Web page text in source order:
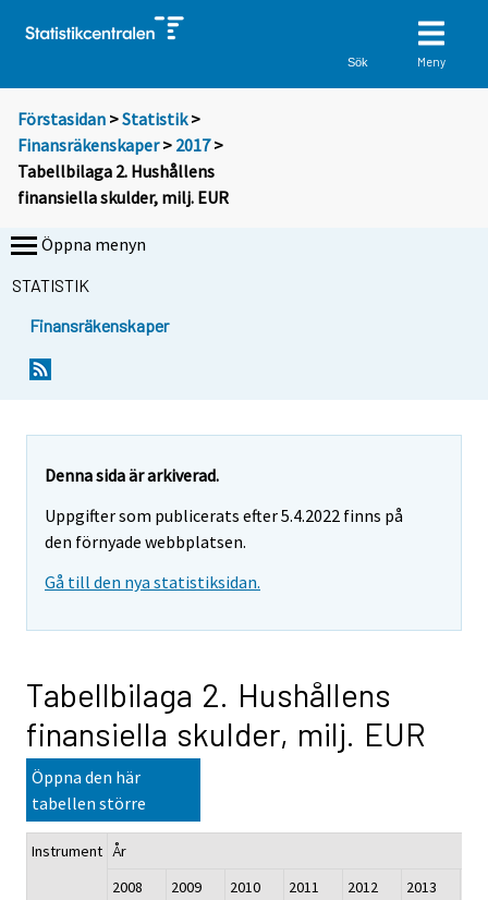
Sök Meny
Förstasidan >Statistik >
Finansräkenskaper> 2017>
Tabellbilaga 2. Hushållens
finansiella skulder, milj. EUR
Öppna menyn
STATISTIK
Finansräkenskaper
Denna sida är arkiverad.
Uppgifter som publicerats efter 5.4.2022 finns på
den förnyade webbplatsen.
Gå till den nya statistiksidan.
Tabellbilaga 2. Hushållens
finansiella skulder, milj. EUR
Öppna den här
tabellen större
Instrument År
2008
2009 2010 2011 2012 2013